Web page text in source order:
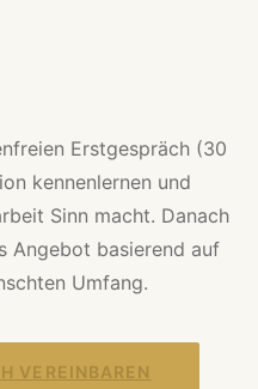
Erstgespräch (30
kennenlernen und
Sinn macht. Danach
Angebot basierend auf
Umfang.
VEREINBAREN